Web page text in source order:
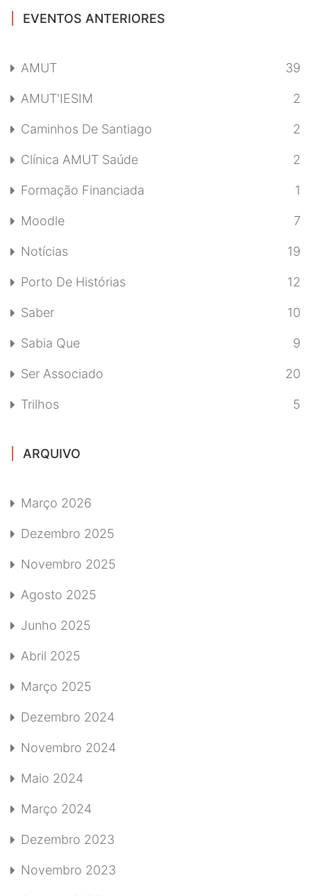
EVENTOS ANTERIORES
AMUT 39
AMUT'IESIM 2
Caminhos De Santiago 2
Clínica AMUT Saúde 2
Formação Financiada 1
Moodle 7
Notícias 19
Porto De Histórias 12
Saber 10
Sabia Que 9
Ser Associado 20
Trilhos 5
ARQUIVO
Março 2026
Dezembro 2025
Novembro 2025
Agosto 2025
Junho 2025
Abril 2025
Março 2025
Dezembro 2024
Novembro 2024
Maio 2024
Março 2024
Dezembro 2023
Novembro 2023